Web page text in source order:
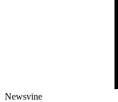
Newsvine